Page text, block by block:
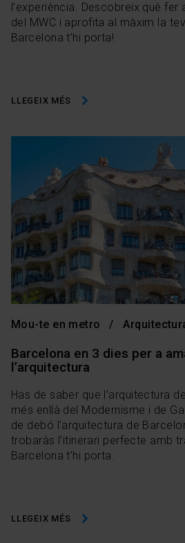
l’experiència. Descobreix què fer
del MWC i aprofita al màxim la
Barcelona t’hi porta!
LLEGEIX MÉS
Mou-te en metro
Barcelona en 3 dies per a
l’arquitectura
Has de saber que l’arquitectura
més enllà del Modernisme i de
de debó l’arquitectura de
trobaràs l’itinerari perfecte amb
Barcelona t’hi porta.
LLEGEIX MÉS